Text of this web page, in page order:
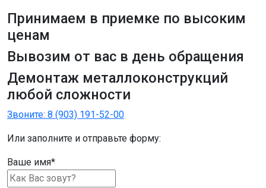
Принимаем в приемке по высоким
ценам
Вывозим от вас в день обращения
Демонтаж металлоконструкций
любой сложности
Звоните: 8 (903) 191-52-00
Или заполните и отправьте форму:
Ваше имя*